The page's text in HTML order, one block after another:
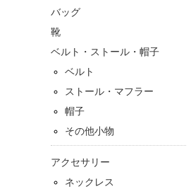
バッグ
靴
ベルト・ストール・帽子
ベルト
ストール・マフラー
帽子
その他小物
アクセサリー
ネックレス